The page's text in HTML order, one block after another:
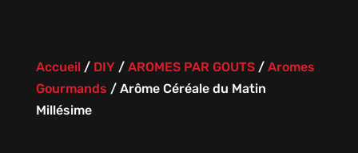
Accueil/ DIY / AROMES PAR GOUTS/ Aromes
Gourmands / Arôme Céréale du Matin
Millésime